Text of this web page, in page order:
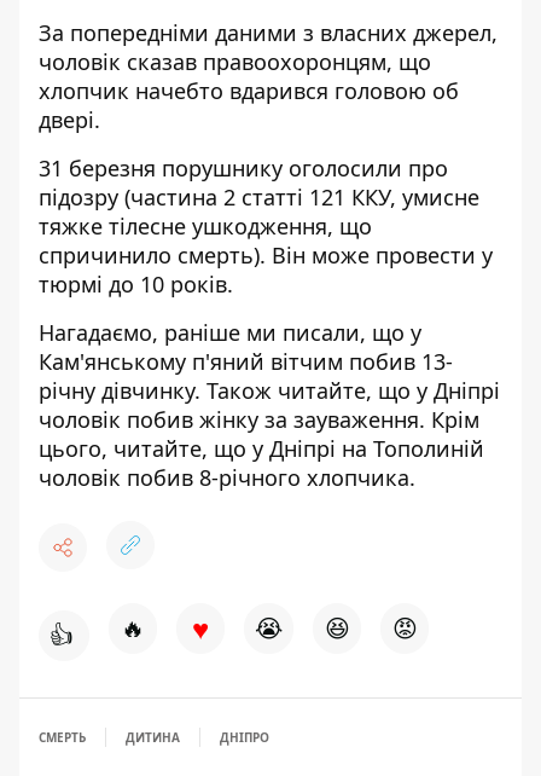
За попередніми даними з власних джерел,
чоловік сказав правоохоронцям, що
хлопчик начебто вдарився головою об
двері.
31 березня порушнику оголосили про
підозру (частина 2 статті 121 ККУ, умисне
тяжке тілесне ушкодження, що
спричинило смерть). Він може провести у
тюрмі до 10 років.
Нагадаємо, раніше ми писали, що у
Кам'янському п'яний вітчим побив 13-
річну дівчинку. Також читайте, що у Дніпрі
чоловік побив жінку за зауваження. Крім
цього, читайте, що у Дніпрі на Тополиній
чоловік побив 8-річного хлопчика.
👍 🔥 ♥ 😭 😆 😡
СМЕРТЬ ДИТИНА ДНІПРО